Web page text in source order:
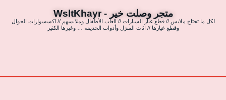
متجر وصلت خير - WsltKhayr
لكل ما تحتاج ملابس // قطع غيار السيارات // العاب الأطفال وملابسهم // اكسسوارات الجوال
وقطع غيارها // اثاث المنزل وأدوات الحديقة … وغيرها الكثير